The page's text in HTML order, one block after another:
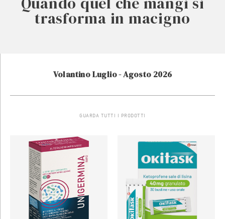
nostri solari Unae
trasforma in macigno
mirtillo e rusco
trattamento della
stitichezza
delle secrezioni bronchiali
Volantino Luglio - Agosto 2026
GUARDA TUTTI I PRODOTTI
10 sticks. Integratore a base di
Lactobacillus rhamnosus LR04,
Lactobacillus plantarum LP14 e
Bifidobacterium animalis subsp.
lactis BS01
farmaco, leggere attentamente il
foglietto illustrativo.